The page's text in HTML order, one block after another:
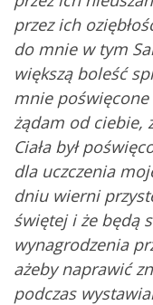
przez ich
do mnie w tym
większą boleść
mnie
żądam od ciebie,
Ciała był
dla uczczenia
dniu wierni
świętej i że będą
wynagrodzenia
ażeby naprawić
podczas